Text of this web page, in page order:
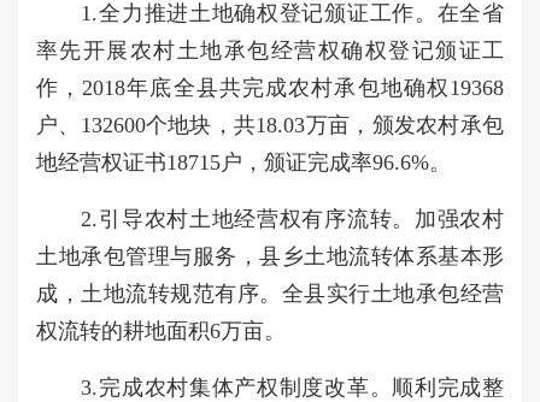
1.全力推进土地确权登记颁证工作。在全省
率先开展农村土地承包经营权确权登记颁证工
作，2018年底全县共完成农村承包地确权19368
户、132600个地块，共18.03万亩，颁发农村承包
地经营权证书18715户，颁证完成率96.6%。
2.引导农村土地经营权有序流转。加强农村
土地承包管理与服务，县乡土地流转体系基本形
成，土地流转规范有序。全县实行土地承包经营
权流转的耕地面积6万亩。
3.完成农村集体产权制度改革。顺利完成整